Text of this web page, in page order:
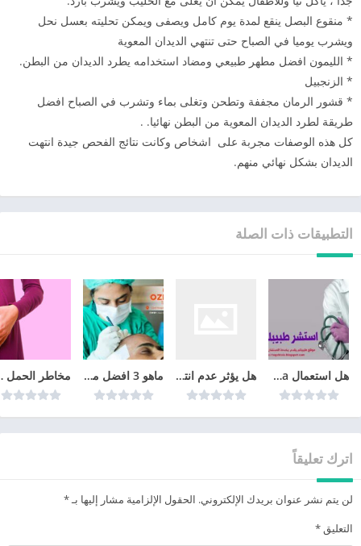
* منقوع البصل ينقع لمدة يوم كامل ويصفى ويمكن تحليته بعسل نحل
ويشرب يوميا في الصباح حتى تنتهي الديدان المعوية
* الليمون افضل مطهر طبيعي ومضاد استخدامه يطرد الديدان من البطن.
* الزنجبيل
* قشور الرمان مجففة وتطحن وتغلى بماء وتشرب في الصباح افضل
طريقة لطرد الديدان المعوية من البطن نهائيا. .
كل هذه الوصفات مجربة على اشخاص وكانت نتائج الفحص جيدة انتهت
الديدان بشكل نهائي منهم.
التطبيقات ذات الصلة
هل استعمال cyclo-progynova يمنع الحمل؟ هل يؤثر عدم انتظام الدورة الشهرية على الحمل ماهو 3 افضل مراكز زراعة الشعر في تركيا عام 2026 مخاطر
اترك تعليقاً
لن يتم نشر عنوان بريدك الإلكتروني. الحقول الإلزامية مشار إليها بـ*
التعليق *